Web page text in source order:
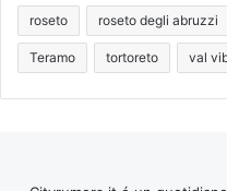
roseto roseto degli abruzzi
Teramo tortoreto val